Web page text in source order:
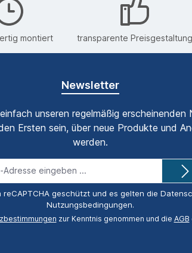
montiert transparente Preisgestaltung
Newsletter
unseren regelmäßig erscheinenden
Ersten sein, über neue Produkte und
werden.
Mail-
Adresse*
geschützt und es gelten die
Nutzungsbedingungen.
zur Kenntnis genommen und die AGB